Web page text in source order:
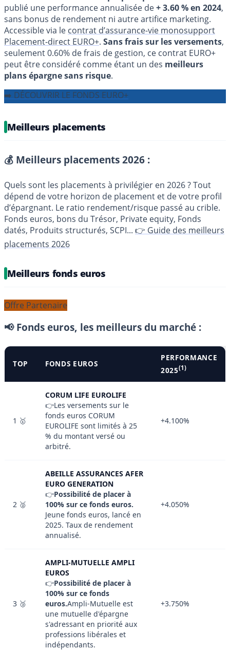
publié une performance annualisée de+ 3.60 % en 2024,
sans bonus de rendement ni autre artifice marketing.
Accessible via le contrat d’assurance-vie monosupport
Placement-direct EURO+. Sans frais sur les versements,
seulement 0.60% de frais de gestion, ce contrat EURO+
peut être considéré comme étant un des meilleurs
plans épargne sans risque.
➡️ DÉCOUVRIR LE FONDS EURO+
Meilleurs placements
💰 Meilleurs placements 2026 :
Quels sont les placements à privilégier en 2026 ? Tout
dépend de votre horizon de placement et de votre profil
d’épargnant. Le ratio rendement/risque passé au crible.
Fonds euros, bons du Trésor, Private equity, Fonds
datés, Produits structurés, SCPI... 👉 Guide des meilleurs
placements 2026
Meilleurs fonds euros
Offre Partenaire
📢 Fonds euros, les meilleurs du marché :
TOP FONDS EUROS
PERFORMANCE
2025(1)
1 🥇
CORUM LIFE EUROLIFE
👉Les versements sur le
fonds euros CORUM
EUROLIFE sont limités à 25
% du montant versé ou
arbitré.
+4.100%
2 🥈
ABEILLE ASSURANCES AFER
EURO GENERATION
👉Possibilité de placer à
100% sur ce fonds euros.
Jeune fonds euros, lancé en
2025. Taux de rendement
annualisé.
+4.050%
3 🥉
AMPLI-MUTUELLE AMPLI
EUROS
👉Possibilité de placer à
100% sur ce fonds
euros.Ampli-Mutuelle est
une mutuelle d'épargne
s'adressant en priorité aux
professions libérales et
indépendants.
+3.750%